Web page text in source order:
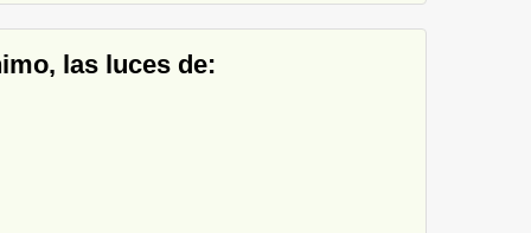
las luces de: